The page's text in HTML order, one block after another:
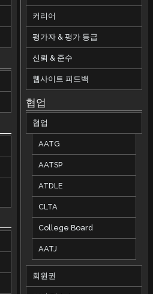
커리어
평가자 & 평가 등급
신뢰 & 준수
웹사이트 피드백
협업
협업
AATG
AATSP
ATDLE
CLTA
College Board
AATJ
회원권